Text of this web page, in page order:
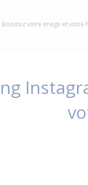
votre Image et votre